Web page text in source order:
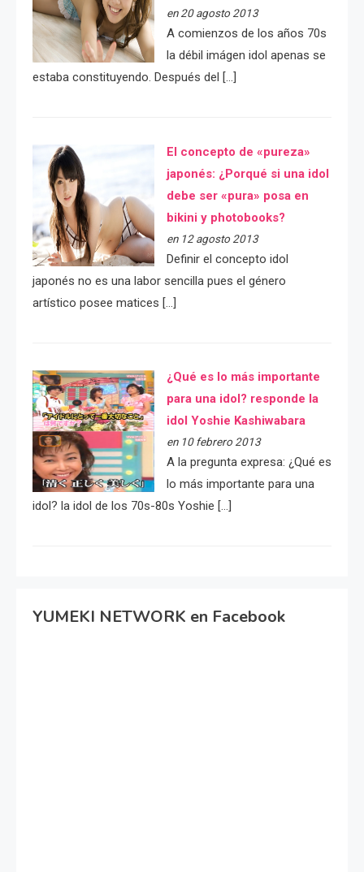
en 20 agosto 2013
A comienzos de los años 70s
la débil imágen idol apenas se
estaba constituyendo. Después del […]
El concepto de «pureza»
japonés: ¿Porqué si una idol
debe ser «pura» posa en
bikini y photobooks?
en 12 agosto 2013
Definir el concepto idol
japonés no es una labor sencilla pues el género
artístico posee matices […]
¿Qué es lo más importante
para una idol? responde la
idol Yoshie Kashiwabara
en 10 febrero 2013
A la pregunta expresa: ¿Qué es
lo más importante para una
idol? la idol de los 70s-80s Yoshie […]
YUMEKI NETWORK en Facebook